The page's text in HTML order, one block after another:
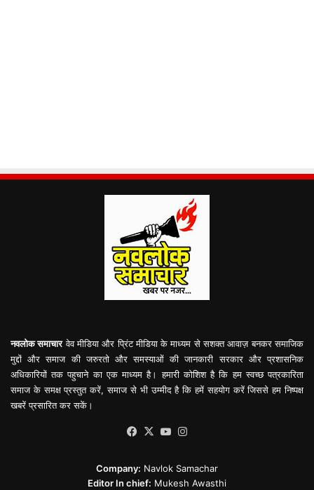
नवलोक समाचारवेव मीडिया और प्रिंट मीडिया के माध्यम से सशक्त आवाज़ बनकर समाजिक
मुद्दों और समाज की जरुरतो और समस्याओं की जानकारी सरकार और प्रशासनिक
अधिकारियों तक पहुचाने का एक माध्यम है। हमारी कोशिश है कि हम स्वच्छ पत्रकारिता
समाज के समक्ष प्रस्तुत करें, समाज से भी उम्मीद है कि हमें सहयोग करें जिससे हम निष्पक्ष
खबरें प्रसारित कर सकें।
Facebook
X YouTube
Company: Navlok Samachar
Editor In chief: Mukesh Awasthi